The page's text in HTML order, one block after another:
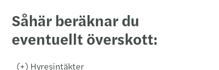
Såhär beräknar du
eventuellt överskott:
(+) Hyresintäkter